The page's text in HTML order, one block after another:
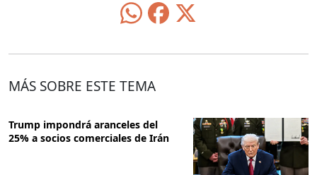
MÁS SOBRE ESTE TEMA
Trump impondrá aranceles del
25% a socios comerciales de Irán